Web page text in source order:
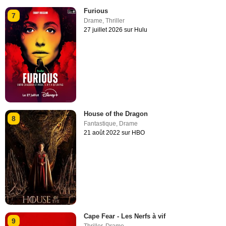
7
Furious
Drame,Thriller
27 juillet 2026 sur Hulu
8
House of the Dragon
Fantastique Drame
21 août 2022 sur HBO
9
Cape Fear - Les Nerfs à vif